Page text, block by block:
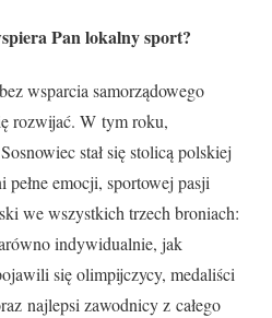
Pan lokalny sport?
wsparcia samorządowego
rozwijać. W tym roku,
stał się stolicą polskiej
emocji, sportowej pasji
we wszystkich trzech broniach:
indywidualnie, jak
się olimpijczycy, medaliści
najlepsi zawodnicy z całego